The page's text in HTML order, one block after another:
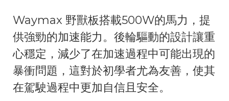
Waymax 野獸板搭載500W的馬力，提
供強勁的加速能力。後輪驅動的設計讓重
心穩定，減少了在加速過程中可能出現的
暴衝問題，這對於初學者尤為友善，使其
在駕駛過程中更加自信且安全。